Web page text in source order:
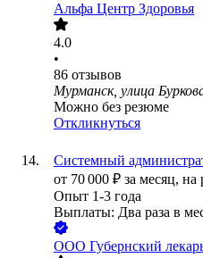
Альфа Центр Здоровья
4.0
•
86 отзывов
Мурманск, улица
Можно без резюме
Откликнуться
Системный
от 70 000 ₽ за месяц, на
Опыт 1-3 года
Выплаты: Два раза в
ООО Губернский